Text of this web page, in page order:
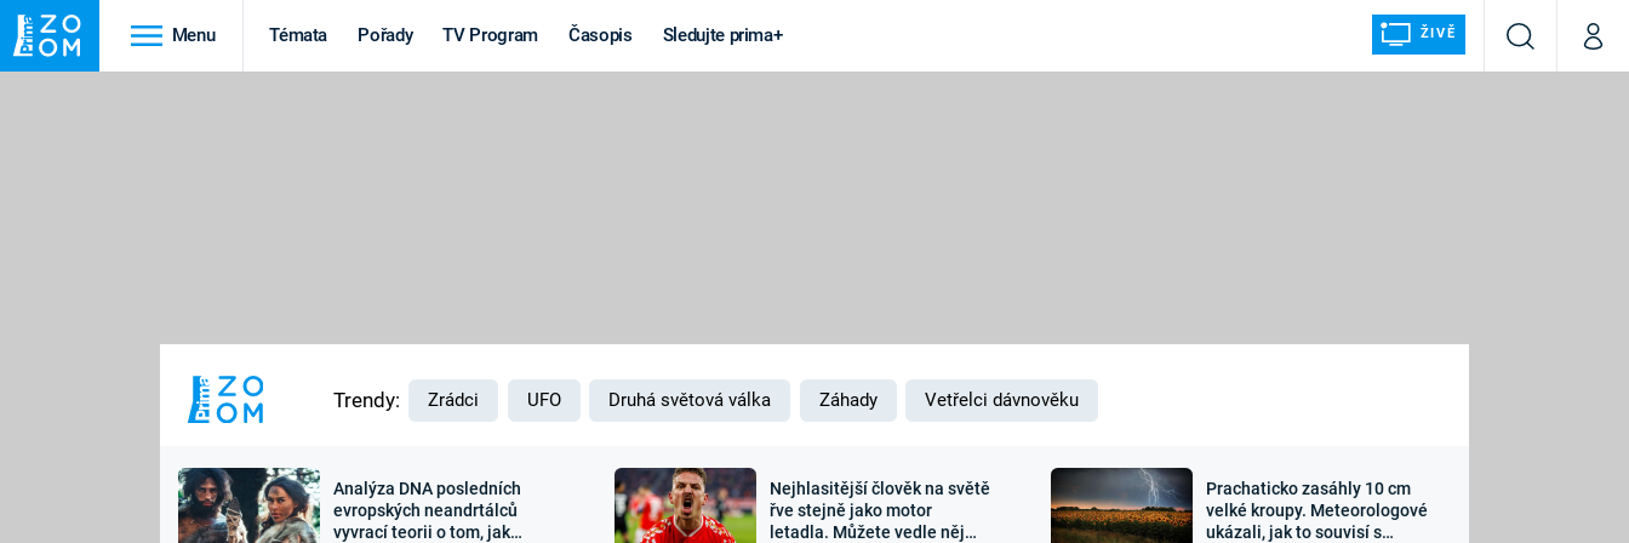
Menu Témata Pořady TV Program Časopis Sledujte prima+ ŽIVĚ
VyhledáváníMůj
MARS
Výročí
Záhady a
Zajímavosti Sledujte nás
Trendy: Zrádci UFO Druhá světová válka Záhady Vetřelci dávnověku
Analýza DNA posledních
evropských neandrtálců
vyvrací teorii o tom, jak
Nejhlasitější člověk na světě
řve stejně jako motor
letadla. Můžete vedle něj
Prachaticko zasáhly 10 cm
velké kroupy. Meteorologové
ukázali, jak to souvisí s